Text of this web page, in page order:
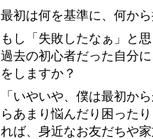
最初は何を基準に、何か
もし「失敗したなぁ」と
過去の初心者だった自分
をしますか？
「いやいや、僕は最初か
らあまり悩んだり困った
れば、身近なお友だちや